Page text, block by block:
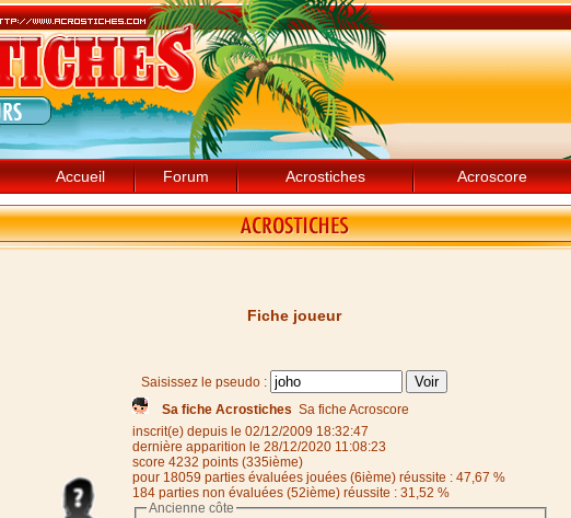
Accueil Forum Acrostiches Acroscore
Fiche joueur
Saisissez le pseudo :
Sa fiche Acrostiches Sa fiche Acroscore
inscrit(e) depuis le 02/12/2009 18:32:47
dernière apparition le 28/12/2020 11:08:23
score 4232 points (335ième)
pour 18059 parties évaluées jouées (6ième) réussite : 47,67 %
184 parties non évaluées (52ième) réussite : 31,52 %
Ancienne côte